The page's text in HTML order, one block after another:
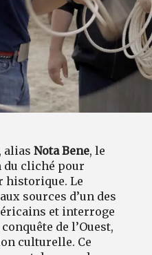
aliasNota Bene, le
du cliché pour
historique. Le
sources d’un des
et interroge
de l’Ouest,
culturelle. Ce